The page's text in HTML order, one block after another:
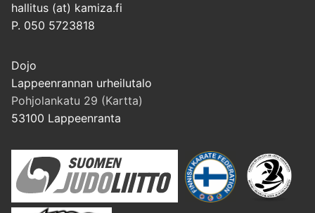
hallitus (at) kamiza.fi
P. 050 5723818
Dojo
Lappeenrannan urheilutalo
Pohjolankatu 29 (Kartta)
53100 Lappeenranta